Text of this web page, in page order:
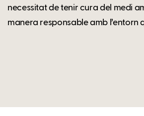
necessitat de tenir cura del medi
manera responsable amb l’entorn